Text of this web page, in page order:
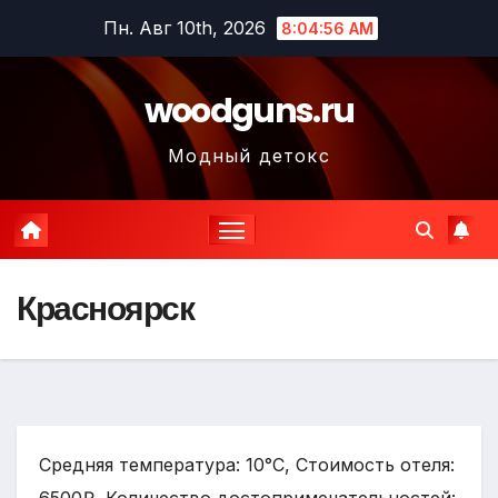
содержимому
Пн. Авг 10th, 2026 8:04:57 AM
woodguns.ru
Модный детокс
Красноярск
Средняя температура: 10°C, Стоимость отеля: